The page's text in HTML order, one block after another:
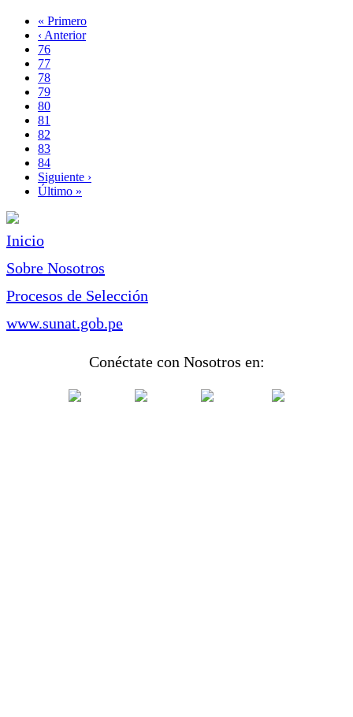
Paginación
Primera
página
« Primero
Página
anterior
‹ Anterior
Page
76
Page
77
Page
78
Page
79
Página
actual
80
Page
81
Page
82
Page
83
Page
84
Siguiente
página
Siguiente ›
Última
Último »
Inicio
Sobre Nosotros
Procesos de Selección
www.sunat.gob.pe
Conéctate con Nosotros en: